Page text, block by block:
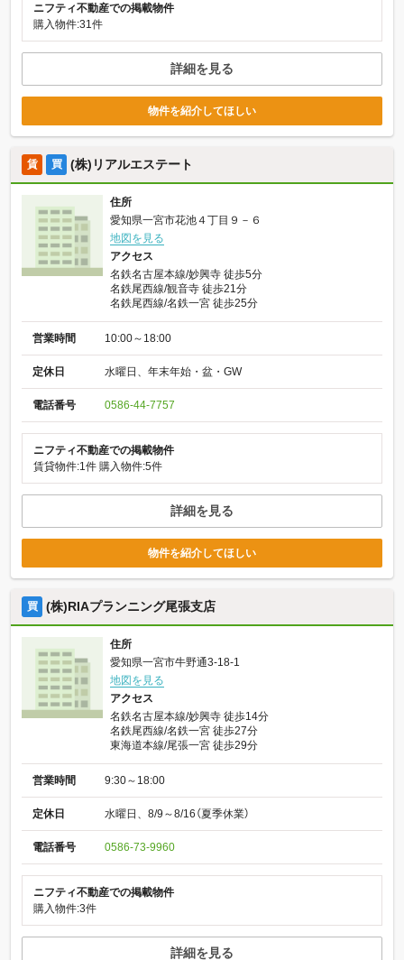
ニフティ不動産での掲載物件
購入物件:31件
詳細を見る
物件を紹介してほしい
賃 買 (株)リアルエステート
住所
愛知県一宮市花池４丁目９－６
地図を見る
アクセス
名鉄名古屋本線/妙興寺 徒歩5分
名鉄尾西線/観音寺 徒歩21分
名鉄尾西線/名鉄一宮 徒歩25分
営業時間 10:00～18:00
定休日 水曜日、年末年始・盆・GW
電話番号 0586-44-7757
ニフティ不動産での掲載物件
賃貸物件:1件 購入物件:5件
詳細を見る
物件を紹介してほしい
買 (株)RIAプランニング尾張支店
住所
愛知県一宮市牛野通3-18-1
地図を見る
アクセス
名鉄名古屋本線/妙興寺 徒歩14分
名鉄尾西線/名鉄一宮 徒歩27分
東海道本線/尾張一宮 徒歩29分
営業時間 9:30～18:00
定休日 水曜日、8/9～8/16（夏季休業）
電話番号 0586-73-9960
ニフティ不動産での掲載物件
購入物件:3件
詳細を見る